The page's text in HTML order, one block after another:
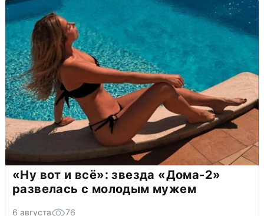
«Ну вот и всё»: звезда «Дома-2»
развелась с молодым мужем
6 августа 76